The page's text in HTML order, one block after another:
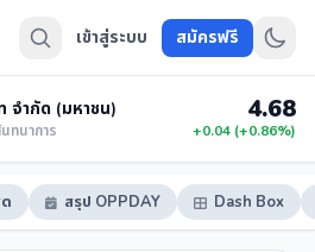
เข้าสู่ระบบ สมัครฟรี
จำกัด (มหาชน)
นทนาการ
4.68
+0.04 (+0.86%)
สรุป OPPDAY Dash Box